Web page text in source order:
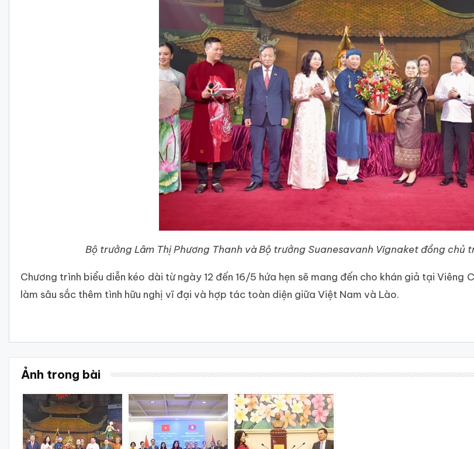
Bộ trưởng Lâm Thị Phương Thanh và Bộ trưởng Suanesavanh Vignaket đồng chủ
Chương trình biểu diễn kéo dài từ ngày 12 đến 16/5 hứa hẹn sẽ mang đến cho khán giả tại
làm sâu sắc thêm tình hữu nghị vĩ đại và hợp tác toàn diện giữa Việt Nam và Lào.
Ảnh trong bài